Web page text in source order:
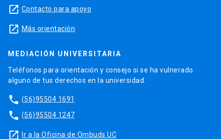
launch Contacto para apoyo
launch Más orientación
MEDIACIÓN UNIVERSITARIA
Teléfonos para orientación y consejo si se ha vulnerado
alguno de tus derechos en la universidad.
phone (56)95504 1691
phone (56)95504 1247
launch Ir a la Oficina de Ombuds UC